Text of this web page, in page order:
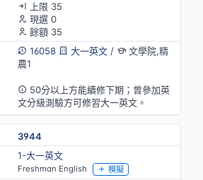
上限 35
現選 0
餘額 35
16058
大一英文/
文學院,精
農1
50分以上方能續修下期；曾參加英
文分級測驗方可修習大一英文。
3944
1-大一英文
Freshman English 模擬